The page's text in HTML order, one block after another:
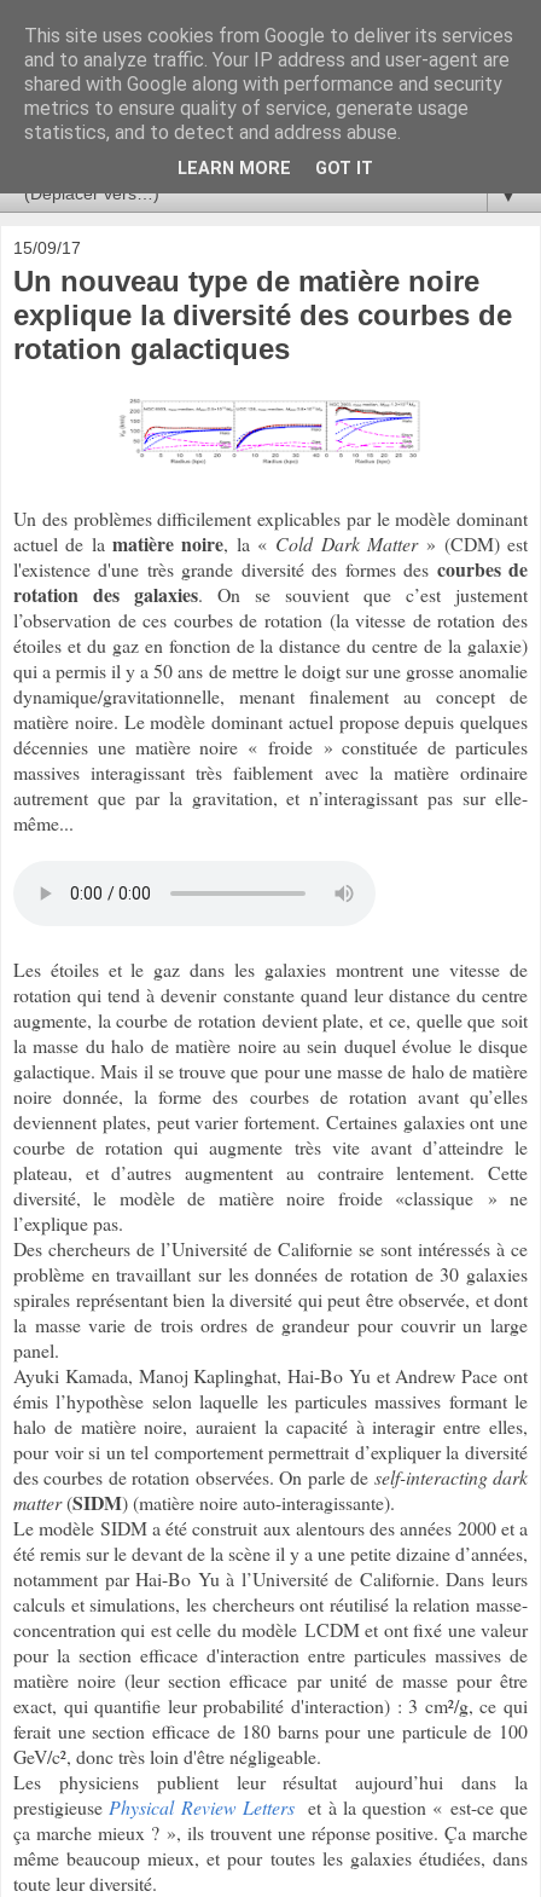
Ça se passe là haut
Astronomie, Astrophysique, Astroparticules, Cosmologie.
L'infini se contemple, indéfiniment. ISSN 2272-5768
▼
15/09/17
Un nouveau type de matière noire
explique la diversité des courbes de
rotation galactiques
Un des problèmes difficilement explicables par le modèle dominant
actuel de la matière noire, la « Cold Dark Matter » (CDM) est
l'existence d'une très grande diversité des formes des courbes de
rotation des galaxies. On se souvient que c’est justement
l’observation de ces courbes de rotation (la vitesse de rotation des
étoiles et du gaz en fonction de la distance du centre de la galaxie)
qui a permis il y a 50 ans de mettre le doigt sur une grosse anomalie
dynamique/gravitationnelle, menant finalement au concept de
matière noire. Le modèle dominant actuel propose depuis quelques
décennies une matière noire « froide » constituée de particules
massives interagissant très faiblement avec la matière ordinaire
autrement que par la gravitation, et n’interagissant pas sur elle-
même...
Les étoiles et le gaz dans les galaxies montrent une vitesse de
rotation qui tend à devenir constante quand leur distance du centre
augmente, la courbe de rotation devient plate, et ce, quelle que soit
la masse du halo de matière noire au sein duquel évolue le disque
galactique. Mais il se trouve que pour une masse de halo de matière
noire donnée, la forme des courbes de rotation avant qu’elles
deviennent plates, peut varier fortement. Certaines galaxies ont une
courbe de rotation qui augmente très vite avant d’atteindre le
plateau, et d’autres augmentent au contraire lentement. Cette
diversité, le modèle de matière noire froide «classique » ne
l’explique pas.
Des chercheurs de l’Université de Californie se sont intéressés à ce
problème en travaillant sur les données de rotation de 30 galaxies
spirales représentant bien la diversité qui peut être observée, et dont
la masse varie de trois ordres de grandeur pour couvrir un large
panel.
Ayuki Kamada, Manoj Kaplinghat, Hai-Bo Yu et Andrew Pace ont
émis l’hypothèse selon laquelle les particules massives formant le
halo de matière noire, auraient la capacité à interagir entre elles,
pour voir si un tel comportement permettrait d’expliquer la diversité
des courbes de rotation observées. On parle de self-interacting dark
matter(SIDM) (matière noire auto-interagissante).
Le modèle SIDM a été construit aux alentours des années 2000 et a
été remis sur le devant de la scène il y a une petite dizaine d’années,
notamment par Hai-Bo Yu à l’Université de Californie. Dans leurs
calculs et simulations, les chercheurs ont réutilisé la relation masse-
concentration qui est celle du modèle LCDM et ont fixé une valeur
pour la section efficace d'interaction entre particules massives de
matière noire (leur section efficace par unité de masse pour être
exact, qui quantifie leur probabilité d'interaction) : 3 cm²/g, ce qui
ferait une section efficace de 180 barns pour une particule de 100
GeV/c², donc très loin d'être négligeable.
Les physiciens publient leur résultat aujourd’hui dans la
prestigieuse Physical Review Letters et à la question « est-ce que
ça marche mieux ? », ils trouvent une réponse positive. Ça marche
même beaucoup mieux, et pour toutes les galaxies étudiées, dans
toute leur diversité.
This site uses cookies from Google to deliver its services
and to analyze traffic. Your IP address and user-agent are
shared with Google along with performance and security
metrics to ensure quality of service, generate usage
statistics, and to detect and address abuse.
LEARN MORE GOT IT